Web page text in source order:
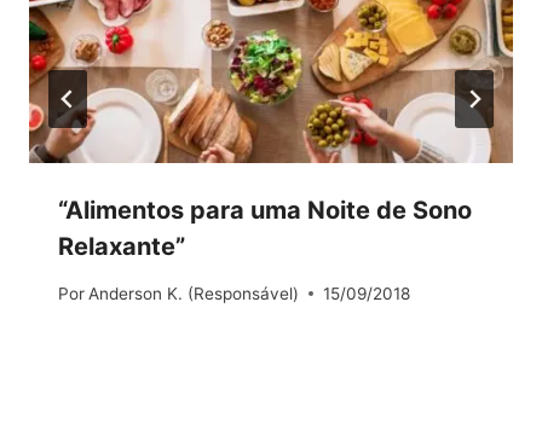
“Alimentos para uma Noite de Sono
Relaxante”
Por Anderson K. (Responsável) 15/09/2018